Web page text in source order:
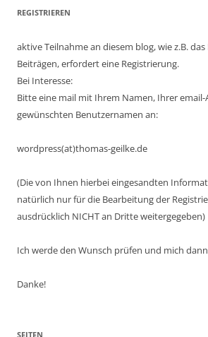
REGISTRIEREN
aktive Teilnahme an diesem blog, wie z.B.
Beiträgen, erfordert eine Registrierung.
Bei Interesse:
Bitte eine mail mit Ihrem Namen, Ihrer email-
gewünschten Benutzernamen an:
wordpress(at)thomas-geilke.de
(Die von Ihnen hierbei eingesandten
natürlich nur für die Bearbeitung der
ausdrücklich NICHT an Dritte weitergegeben)
Ich werde den Wunsch prüfen und mich
Danke!
SEITEN